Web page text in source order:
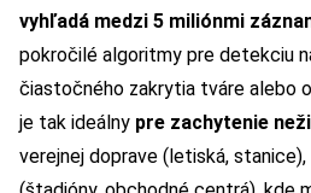
vyhľadá medzi 5 miliónmi
pokročilé algoritmy pre detekciu
čiastočného zakrytia tváre alebo
je tak ideálny pre zachytenie
verejnej doprave (letiská,